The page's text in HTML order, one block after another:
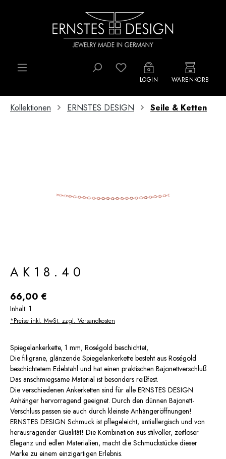
Zum Hauptinhalt springen
Du hast 0 Produkte auf
LOGIN WARENKORB
Kollektionen ERNSTES DESIGN Seile & Ketten
AK18.40
Regulärer Preis:
66,00 €
Inhalt: 1
*Preise inkl. MwSt. zzgl. Versandkosten
Spiegelankerkette, 1 mm, Roségold beschichtet,
Die filigrane, glänzende Spiegelankerkette besteht aus Roségold
beschichtetem Edelstahl und hat einen praktischen Bajonettverschluß.
Das anschmiegsame Material ist besonders reißfest.
Die verschiedenen Ankerketten sind für alle ERNSTES DESIGN
Anhänger hervorragend geeignet. Durch den dünnen Bajonett-
Verschluss passen sie auch durch kleinste Anhängeröffnungen!
ERNSTES DESIGN Schmuck ist pflegeleicht, antiallergisch und von
herausragender Qualität! Die Kombination aus stilvoller, zeitloser
Eleganz und edlen Materialien, macht die Schmuckstücke dieser
Marke zu einem einzigartigen Erlebnis.